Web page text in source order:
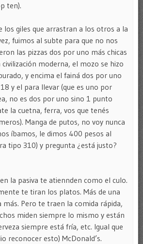
ten).
los giles que arrastran a los otros a la
fuimos al subte para que no nos
las pizzas dos por uno más chicas
moderna, el mozo se hizo
y encima el fainá dos por uno
y el para llevar (que es uno por
no es dos por uno sino 1 punto
la cuetna, ferra, vos que tenés
Manga de putos, no voy nunca
íbamos, le dimos 400 pesos al
tipo 310) y pregunta ¿está justo?
la pasiva te atiennden como el culo.
te tiran los platos. Más de una
más. Pero te traen la comida rápida,
miden siempre lo mismo y están
siempre está fría, etc. Igual que
reconocer esto) McDonald’s.